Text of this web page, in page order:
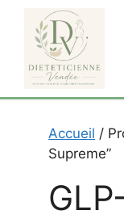
contenu
Accueil /
Supreme”